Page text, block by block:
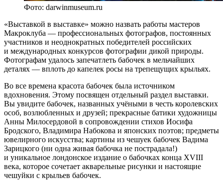
Фото: darwinmuseum.ru
«Выставкой в выставке» можно назвать работы мастеров
Макроклуба — профессиональных фотографов, постоянных
участников и неоднократных победителей российских
и международных конкурсов фотографии дикой природы.
Фотографам удалось запечатлеть бабочек в мельчайших
деталях — вплоть до капелек росы на трепещущих крыльях.
Во все времена красота бабочек была источником
вдохновения. Этому посвящен отдельный раздел выставки.
Вы увидите бабочек, названных учёными в честь королевских
особ, возлюбленных и друзей; прекрасные батики художницы
Анны Милосердовой в сопровождении стихов Иосифа
Бродского, Владимира Набокова и японских поэтов; предметы
ювелирного искусства; картины из чешуек бабочек Вадима
Зарицкого (ни одна живая бабочка не пострадала!)
и уникальное лондонское издание о бабочках конца XVIII
века, которое сочетает акварельные рисунки и настоящие
чешуйки с крыльев бабочек.